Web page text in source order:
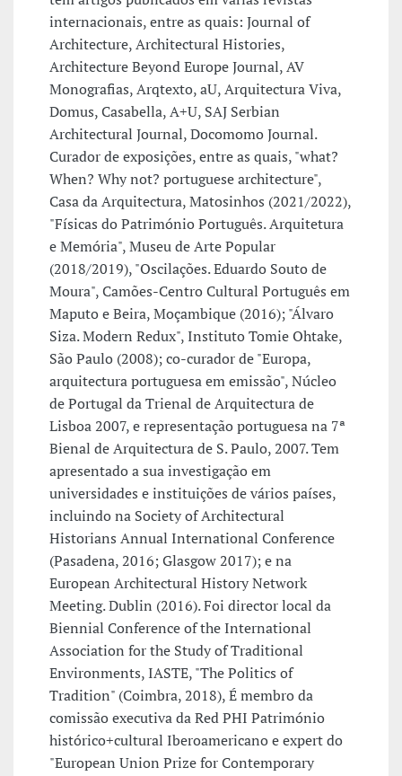
internacionais, entre as quais: Journal of
Architecture, Architectural Histories,
Architecture Beyond Europe Journal, AV
Monografias, Arqtexto, aU, Arquitectura Viva,
Domus, Casabella, A+U, SAJ Serbian
Architectural Journal, Docomomo Journal.
Curador de exposições, entre as quais, "what?
When? Why not? portuguese architecture",
Casa da Arquitectura, Matosinhos (2021/2022),
"Físicas do Património Português. Arquitetura
e Memória", Museu de Arte Popular
(2018/2019), "Oscilações. Eduardo Souto de
Moura", Camões-Centro Cultural Português em
Maputo e Beira, Moçambique (2016); "Álvaro
Siza. Modern Redux", Instituto Tomie Ohtake,
São Paulo (2008); co-curador de "Europa,
arquitectura portuguesa em emissão", Núcleo
de Portugal da Trienal de Arquitectura de
Lisboa 2007, e representação portuguesa na 7ª
Bienal de Arquitectura de S. Paulo, 2007. Tem
apresentado a sua investigação em
universidades e instituições de vários países,
incluindo na Society of Architectural
Historians Annual International Conference
(Pasadena, 2016; Glasgow 2017); e na
European Architectural History Network
Meeting. Dublin (2016). Foi director local da
Biennial Conference of the International
Association for the Study of Traditional
Environments, IASTE, "The Politics of
Tradition" (Coimbra, 2018), É membro da
comissão executiva da Red PHI Património
histórico+cultural Iberoamericano e expert do
"European Union Prize for Contemporary